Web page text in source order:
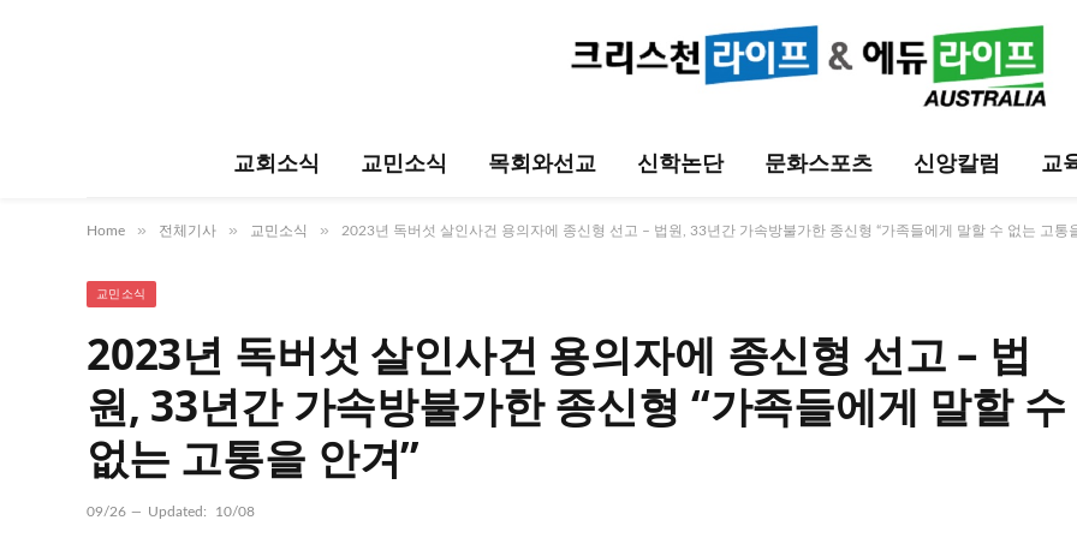
교회소식 교민소식 목회와선교 신학논단 문화스포츠 신앙칼럼 교
Home » 전체기사 » 교민소식 » 2023년 독버섯 살인사건 용의자에 종신형 선고 – 법원, 33년간 가속방불가한 종신형 “가족들에게 말할 수 없는 고통
교민소식
2023년 독버섯 살인사건 용의자에 종신형 선고 – 법
원, 33년간 가속방불가한 종신형 “가족들에게 말할 수
없는 고통을 안겨”
09/26 Updated: 10/08